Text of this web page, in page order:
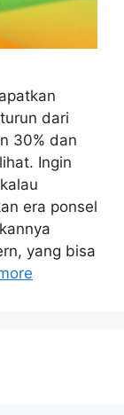
dari
30% dan
Ingin
era ponsel
yang bisa